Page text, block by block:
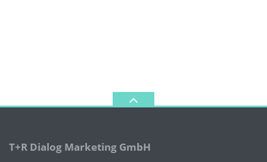
T+R Dialog Marketing GmbH